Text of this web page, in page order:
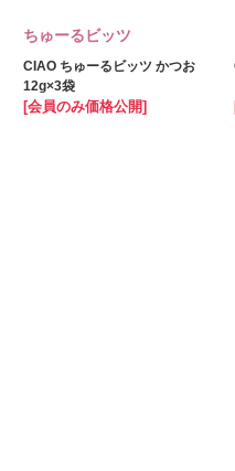
ちゅーるビッツ
CIAO ちゅーるビッツ かつお
12g×3袋
[会員のみ価格公開]